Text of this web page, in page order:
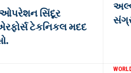
ઓપરેશન સિંદૂર
ટેકનિકલ મદદ